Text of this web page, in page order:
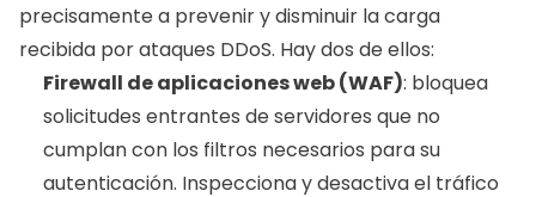
precisamente a prevenir y disminuir la carga
recibida por ataques DDoS. Hay dos de ellos:
Firewall de aplicaciones web (WAF): bloquea
solicitudes entrantes de servidores que no
cumplan con los filtros necesarios para su
autenticación. Inspecciona y desactiva el tráfico